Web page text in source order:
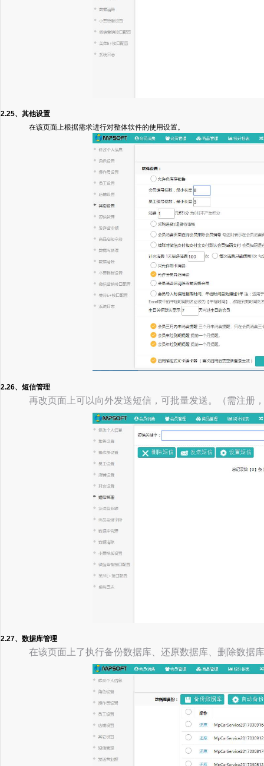
2.25、其他设置
在该页面上根据需求进行对整体软件的使用设置。
2.26、短信管理
再改页面上可以向外发送短信，可批量发送。（需注册
2.27、数据库管理
在该页面上了执行备份数据库、还原数据库、删除数据